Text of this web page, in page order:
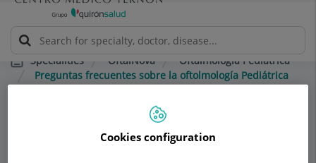
Specialities OftalNova
Oftalmología Pediátrica
Preguntas frecuentes sobre la oftolmología Pediátrica
Cookies configuration